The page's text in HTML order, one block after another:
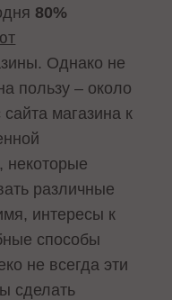
80%
Однако не
пользу – около
сайта магазина к
некоторые
различные
интересы к
способы
не всегда эти
сделать